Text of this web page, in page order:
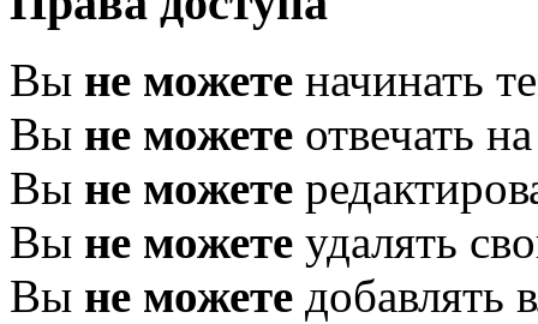
Вы не можете начинать
Вы не можете отвечать
Вы не можете
Вы не можете удалять
Вы не можете добавлять